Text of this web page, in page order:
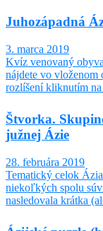
Juhozápadná
3. marca 2019
Kvíz venovaný
nájdete vo vloženom
rozlíšení kliknutím
Štvorka.
južnej Ázie
28. februára 2019
Tematický celok
niekoľkých spolu
nasledovala krátka